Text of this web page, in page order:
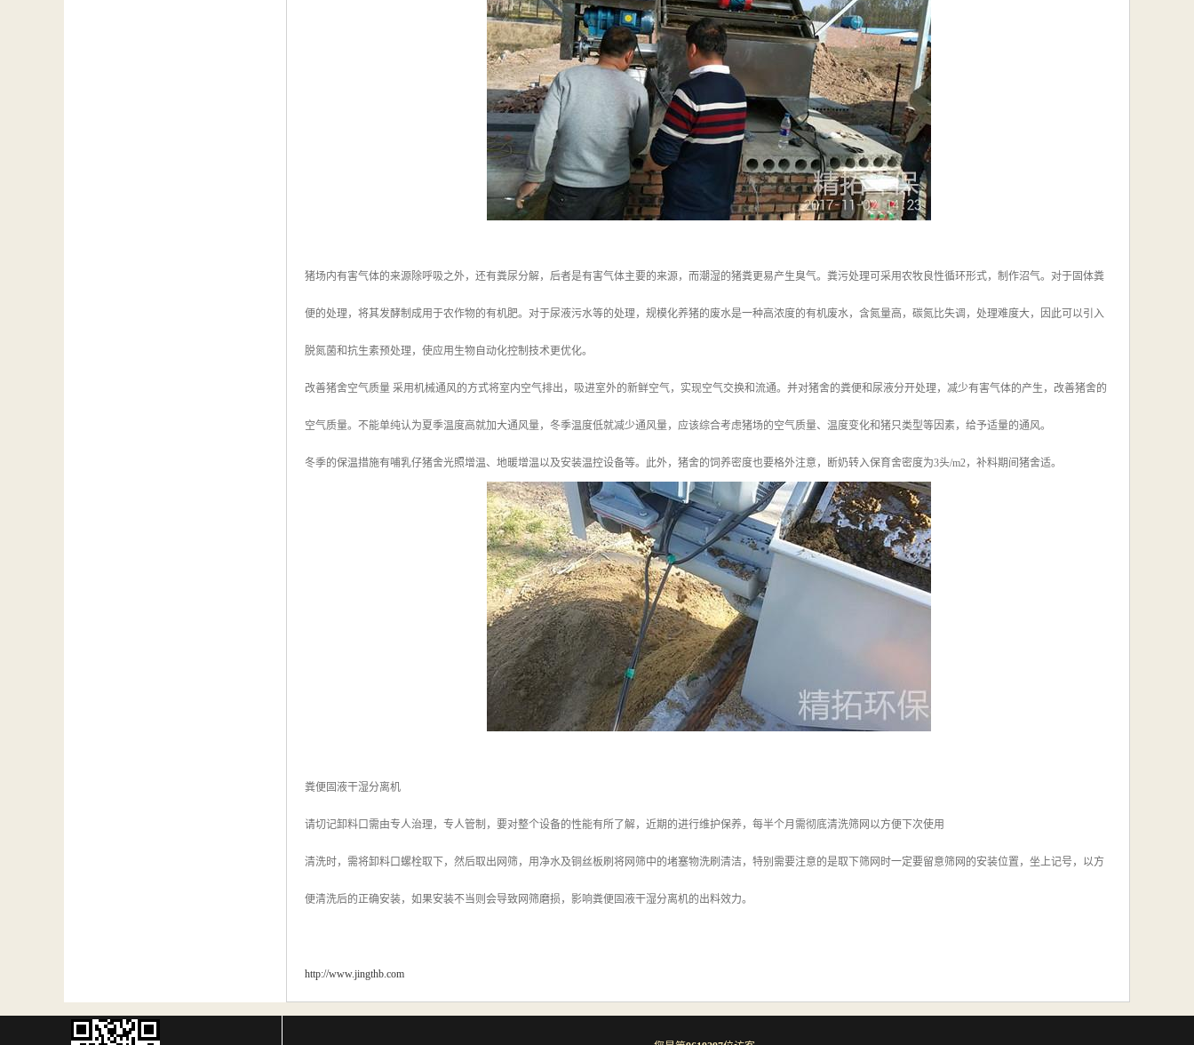
猪场内有害气体的来源除呼吸之外，还有粪尿分解，后者是有害气体主要的来源，而潮湿的猪粪更易产生臭气。粪污处理可采用农牧良性循环形式，制作沼气。对于固体粪
便的处理，将其发酵制成用于农作物的有机肥。对于尿液污水等的处理，规模化养猪的废水是一种高浓度的有机废水，含氮量高，碳氮比失调，处理难度大，因此可以引入
脱氮菌和抗生素预处理，使应用生物自动化控制技术更优化。
改善猪舍空气质量 采用机械通风的方式将室内空气排出，吸进室外的新鲜空气，实现空气交换和流通。并对猪舍的粪便和尿液分开处理，减少有害气体的产生，改善猪舍的
空气质量。不能单纯认为夏季温度高就加大通风量，冬季温度低就减少通风量，应该综合考虑猪场的空气质量、温度变化和猪只类型等因素，给予适量的通风。
冬季的保温措施有哺乳仔猪舍光照增温、地暖增温以及安装温控设备等。此外，猪舍的饲养密度也要格外注意，断奶转入保育舍密度为3头/m2，补料期间猪舍适。
粪便固液干湿分离机
请切记卸料口需由专人治理，专人管制，要对整个设备的性能有所了解，近期的进行维护保养，每半个月需彻底清洗筛网以方便下次使用
清洗时，需将卸料口螺栓取下，然后取出网筛，用净水及铜丝板刷将网筛中的堵塞物洗刷清洁，特别需要注意的是取下筛网时一定要留意筛网的安装位置，坐上记号，以方
便清洗后的正确安装，如果安装不当则会导致网筛磨损，影响粪便固液干湿分离机的出料效力。
http://www.jingthb.com